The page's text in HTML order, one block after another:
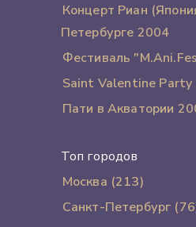
Концерт Риан
Петербурге 2004
Фестиваль
Saint Valentine
Пати в Акватории
Топ городов
Москва (213)
Санкт-Петербург